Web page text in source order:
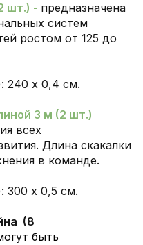
шт.) - предназначена
систем
ростом от 125 до
240 х 0,4 см.
3 м (2 шт.)
всех
Длина скакалки
в команде.
300 х 0,5 см.
(8
быть